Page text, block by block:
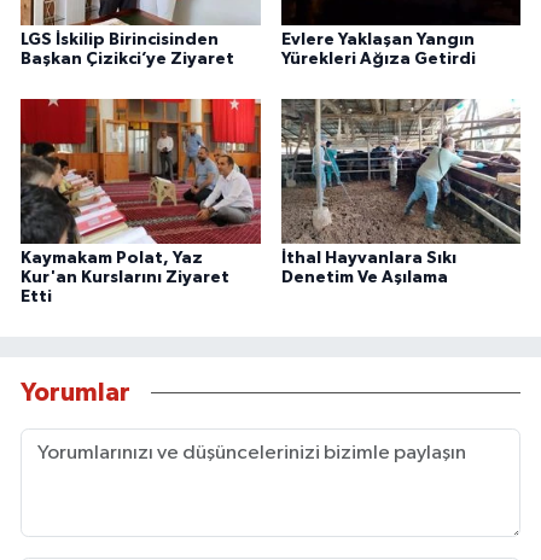
LGS İskilip Birincisinden
Başkan Çizikci’ye Ziyaret
Evlere Yaklaşan Yangın
Yürekleri Ağıza Getirdi
Kaymakam Polat, Yaz
Kur'an Kurslarını Ziyaret
Etti
İthal Hayvanlara Sıkı
Denetim Ve Aşılama
Yorumlar